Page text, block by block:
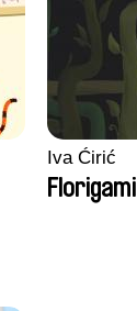
Iva Ćirić
Florigami